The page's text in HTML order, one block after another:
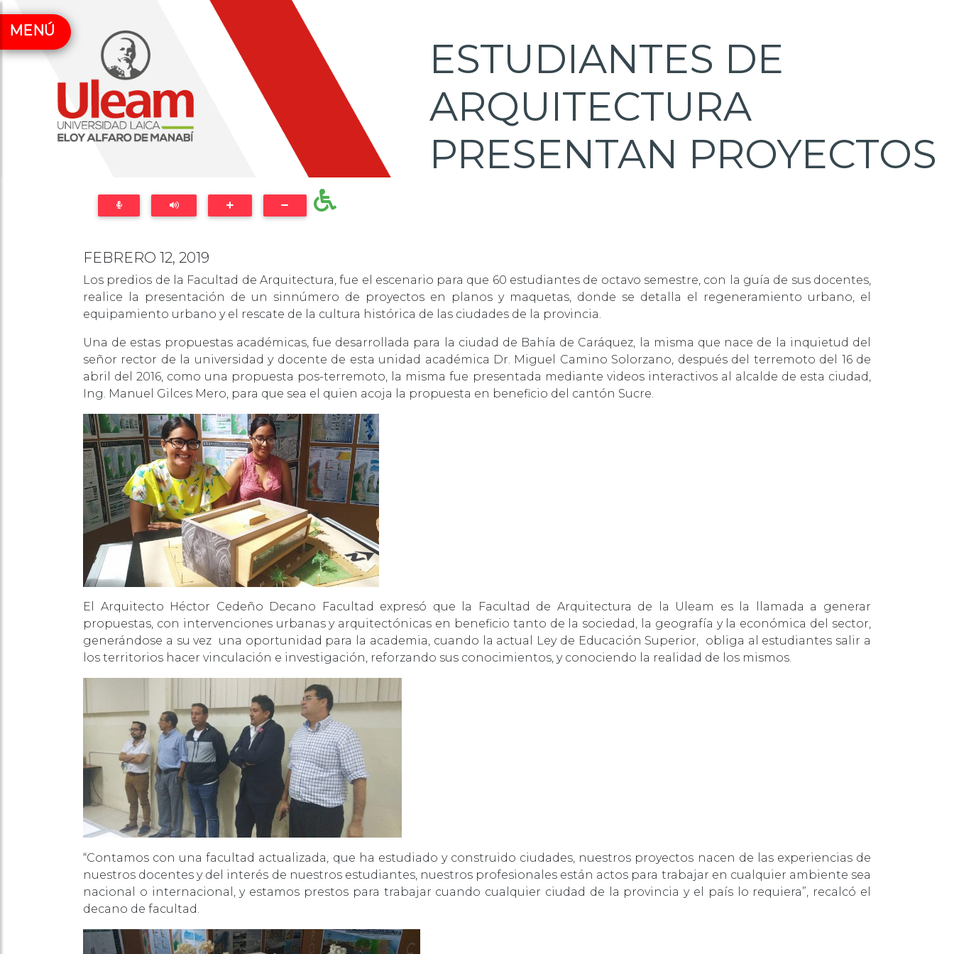
MENÚ
ESTUDIANTES DE
ARQUITECTURA
PRESENTAN PROYECTOS
FEBRERO 12, 2019
Los predios de la Facultad de Arquitectura, fue el escenario para que 60 estudiantes de octavo semestre, con la guía de sus docentes,
realice la presentación de un sinnúmero de proyectos en planos y maquetas, donde se detalla el regeneramiento urbano, el
equipamiento urbano y el rescate de la cultura histórica de las ciudades de la provincia.
Una de estas propuestas académicas, fue desarrollada para la ciudad de Bahía de Caráquez, la misma que nace de la inquietud del
señor rector de la universidad y docente de esta unidad académica Dr. Miguel Camino Solorzano, después del terremoto del 16 de
abril del 2016, como una propuesta pos-terremoto, la misma fue presentada mediante videos interactivos al alcalde de esta ciudad,
Ing. Manuel Gilces Mero, para que sea el quien acoja la propuesta en beneficio del cantón Sucre.
El Arquitecto Héctor Cedeño Decano Facultad expresó que la Facultad de Arquitectura de la Uleam es la llamada a generar
propuestas, con intervenciones urbanas y arquitectónicas en beneficio tanto de la sociedad, la geografía y la económica del sector,
generándose a su vez una oportunidad para la academia, cuando la actual Ley de Educación Superior, obliga al estudiantes salir a
los territorios hacer vinculación e investigación, reforzando sus conocimientos, y conociendo la realidad de los mismos.
Comment CryptoSportsbooks explique l’essor du
Bitcoin chez les bookmakers français
Depuis le début des années 2020, le Bitcoin s’est progressivement imposé comme un moyen de paiement reconnu dans l’univers
des paris sportifs en ligne, y compris sur le marché français. Ce phénomène, longtemps cantonné aux plateformes offshore ou aux
“Contamos con una facultad actualizada, que ha estudiado y construido ciudades, nuestros proyectos nacen de las experiencias de
nuestros docentes y del interés de nuestros estudiantes, nuestros profesionales están actos para trabajar en cualquier ambiente sea
nacional o internacional, y estamos prestos para trabajar cuando cualquier ciudad de la provincia y el país lo requiera”, recalcó el
decano de facultad.